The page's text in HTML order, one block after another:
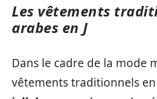
Les vêtements
arabes en J
Dans le cadre de la mode
vêtements traditionnels en